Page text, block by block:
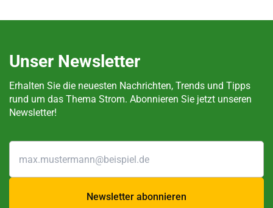
Unser Newsletter
Erhalten Sie die neuesten Nachrichten, Trends und Tipps
rund um das Thema Strom. Abonnieren Sie jetzt unseren
Newsletter!
Newsletter abonnieren